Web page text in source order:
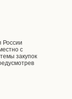
России
с
закупок